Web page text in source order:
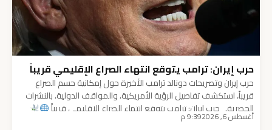
حرب إيران: ترامب يتوقع انتهاء الصراع الإقليمي قريباً
حرب إيران وتصريحات دونالد ترامب الأخيرة حول إمكانية حسم الصراع
قريباً، استكشف تفاصيل الرؤية الأمريكية، والمواقف الدولية، بالنشرات
الحصرية. حرب إيران: ترامب يتوقع انتهاء الصراع الإقليمي قريباً
أثارت التصريحات الأخيرة الصادرة عن الرئيس الأمريكي السابق دونالد
أغسطس 6, 2026 9:39 م